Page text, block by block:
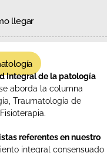
llegar
Integral de la patología
aborda la columna
Traumatología de
referentes en nuestro
integral consensuado